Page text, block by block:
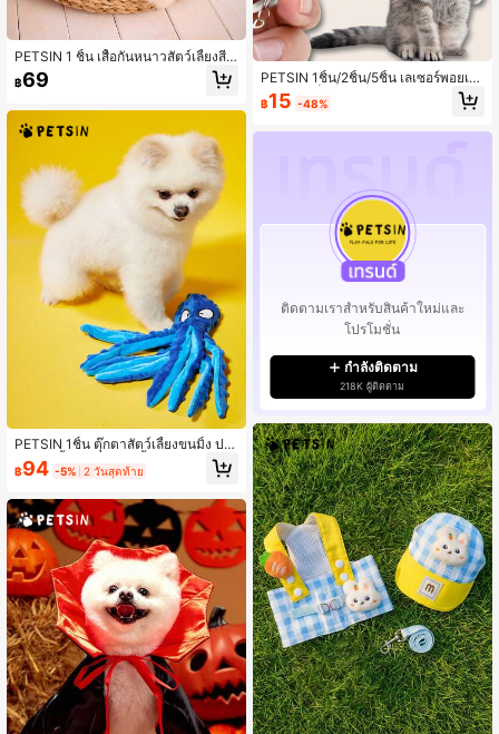
PETSIN 1 ชิ้น เสื้อกันหนาวสัตว์เลี้ยงสี
ดำลายแมงมุมพรีเมียมสำหรับวันฮาโลวี
น
฿69
PETSIN 1ชิ้น ตุ๊กตาสัตว์เลี้ยงขนมิ้ง ปล
าหมึกสีน้ำเงิน, ตุ๊กตาเคี้ยวและรีดเสียง
สำหรับสุนัขและแมว, ตุ๊กตาสัตว์เลี้ยงแ
พื่อนคู่ใจ
฿94 -5% 2 วันสุดท้าย
PETSIN 1ชิ้น/2ชิ้น/5ชิ้น เลเซอร์พอยเต
อร์ขนาดเล็กแบบพกพาสุ่มสำหรับแมว,
ของเล่นฝึกสัตว์เลี้ยงแบบโต้ตอบ, เลเซอ
฿15 -48%
ติดตามเราสำหรับสินค้าใหม่และ
โปรโมชั่น
กำลังติดตาม
218K ผู้ติดตาม